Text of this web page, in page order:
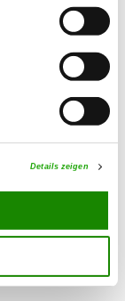
Details zeigen
Details